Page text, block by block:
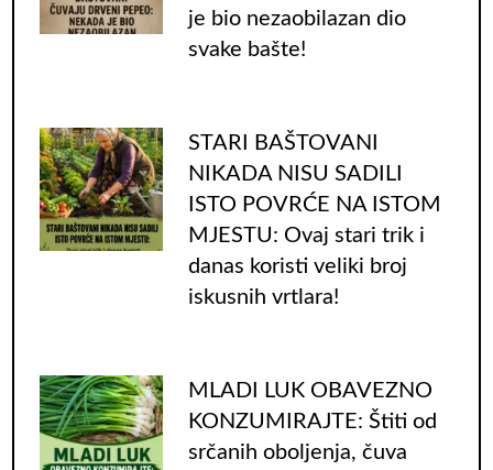
je bio nezaobilazan dio
svake bašte!
STARI BAŠTOVANI
NIKADA NISU SADILI
ISTO POVRĆE NA ISTOM
MJESTU: Ovaj stari trik i
danas koristi veliki broj
iskusnih vrtlara!
MLADI LUK OBAVEZNO
KONZUMIRAJTE: Štiti od
srčanih oboljenja, čuva